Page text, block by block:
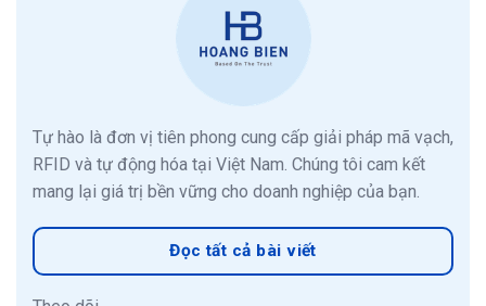
Tự hào là đơn vị tiên phong cung cấp giải pháp mã vạch,
RFID và tự động hóa tại Việt Nam. Chúng tôi cam kết
mang lại giá trị bền vững cho doanh nghiệp của bạn.
Đọc tất cả bài viết